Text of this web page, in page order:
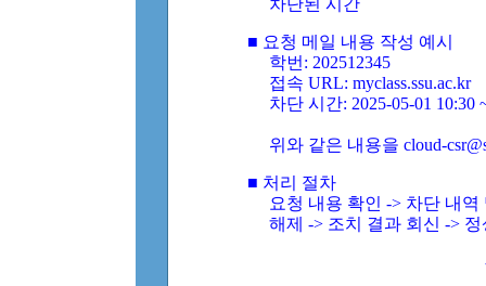
차단된 시간
■ 요청 메일 내용 작성 예시
학번: 202512345
접속 URL: myclass.ssu.ac.kr
차단 시간: 2025-05-01 10:30
위와 같은 내용을 cloud-
■ 처리 절차
요청 내용 확인 -> 차단 내
해제 -> 조치 결과 회신 ->